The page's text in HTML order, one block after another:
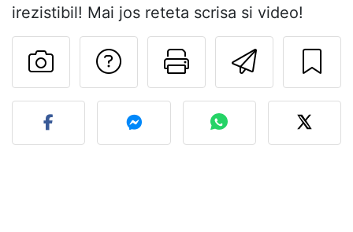
irezistibil! Mai jos reteta scrisa si video!
Printează
Adresează o
Postează o poză cu